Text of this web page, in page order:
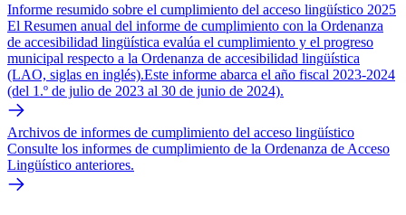
Informe resumido sobre el cumplimiento del acceso lingüístico 2025
El Resumen anual del informe de cumplimiento con la Ordenanza
de accesibilidad lingüística evalúa el cumplimiento y el progreso
municipal respecto a la Ordenanza de accesibilidad lingüística
(LAO, siglas en inglés).Este informe abarca el año fiscal 2023-2024
(del 1.º de julio de 2023 al 30 de junio de 2024).
Archivos de informes de cumplimiento del acceso lingüístico
Consulte los informes de cumplimiento de la Ordenanza de Acceso
Lingüístico anteriores.